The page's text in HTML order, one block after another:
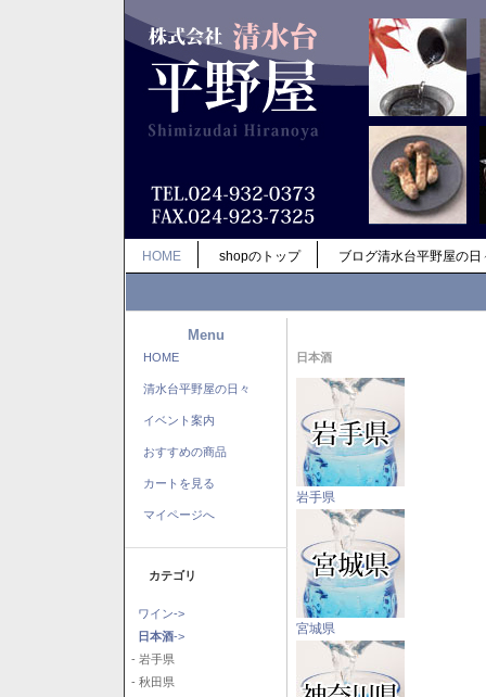
HOME shopのトップ ブログ清水台平野屋の日
Menu
HOME
清水台平野屋の日々
イベント案内
おすすめの商品
カートを見る
マイページへ
カテゴリ
ワイン->
日本酒->
- 岩手県
- 秋田県
日本酒
岩手県
宮城県